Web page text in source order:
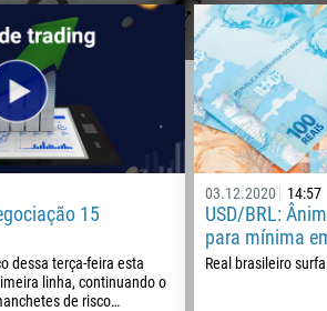
15
dessa terça-feira esta
linha, continuando o
de risco…
03.12.2020 14:57
USD/BRL:
para mínima
Real brasileiro